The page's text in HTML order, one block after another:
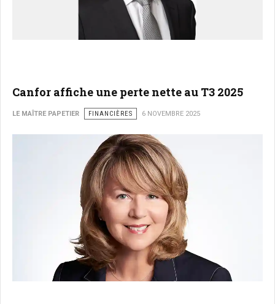
Canfor affiche une perte nette au T3 2025
LE MAÎTRE PAPETIER FINANCIÈRES 6 NOVEMBRE 2025